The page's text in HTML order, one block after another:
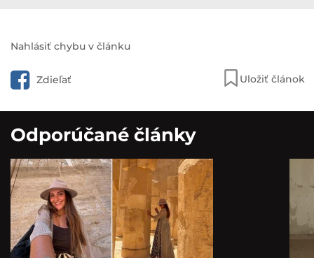
Nahlásiť chybu v článku
Zdieľať Uložiť článok
Odporúčané články